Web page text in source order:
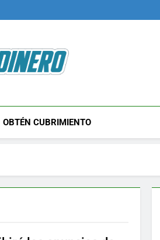
OBTÉN CUBRIMIENTO